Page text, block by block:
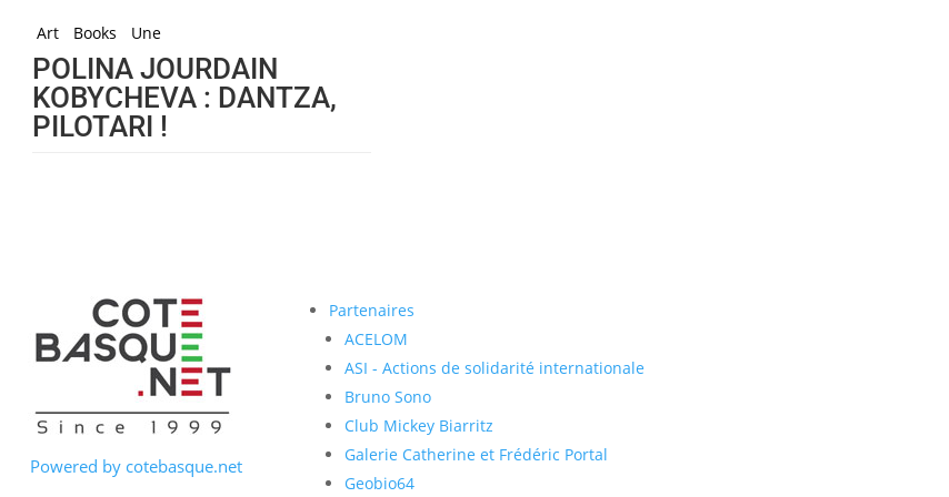
Art Books Une
POLINA JOURDAIN
KOBYCHEVA : DANTZA,
PILOTARI !
Powered by cotebasque.net
Partenaires
ACELOM
ASI - Actions de solidarité internationale
Bruno Sono
Club Mickey Biarritz
Galerie Catherine et Frédéric Portal
Geobio64